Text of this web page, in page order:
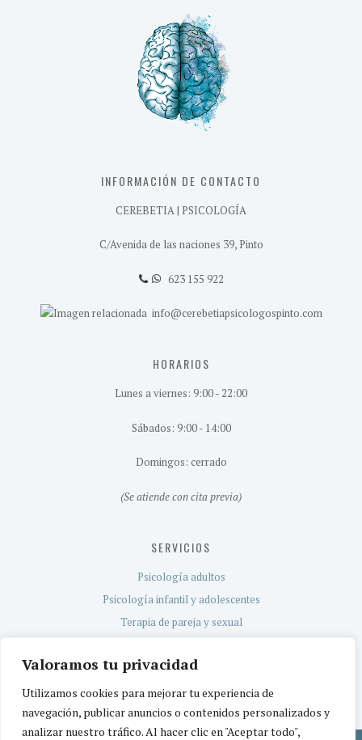
Valoramos tu privacidad
Utilizamos cookies para mejorar tu experiencia de
navegación, publicar anuncios o contenidos personalizados y
analizar nuestro tráfico. Al hacer clic en "Aceptar todo",
INFORMACIÓN DE CONTACTO
CEREBETIA | PSICOLOGÍA
C/Avenida de las naciones 39, Pinto
623 155 922
info@cerebetiapsicologospinto.com
HORARIOS
Lunes a viernes: 9:00 - 22:00
Sábados: 9:00 - 14:00
Domingos: cerrado
(Se atiende con cita previa)
SERVICIOS
Psicología adultos
Psicología infantil y adolescentes
Terapia de pareja y sexual
Servicio TEA